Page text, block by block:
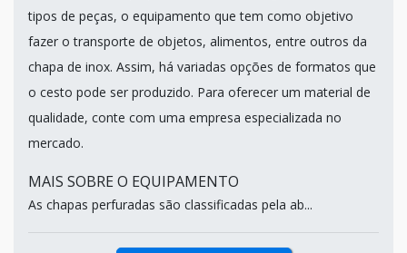
tipos de peças, o equipamento que tem como objetivo
fazer o transporte de objetos, alimentos, entre outros da
chapa de inox. Assim, há variadas opções de formatos que
o cesto pode ser produzido. Para oferecer um material de
qualidade, conte com uma empresa especializada no
mercado.
MAIS SOBRE O EQUIPAMENTO
As chapas perfuradas são classificadas pela ab...